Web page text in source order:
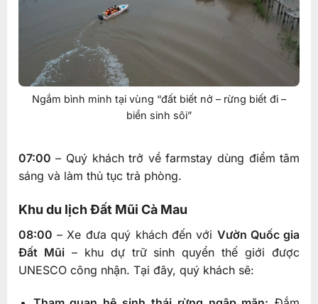
Ngắm bình minh tại vùng “đất biết nở – rừng biết đi –
biển sinh sôi”
07:00 – Quý khách trở về farmstay dùng điểm tâm
sáng và làm thủ tục trả phòng.
Khu du lịch Đất Mũi Cà Mau
08:00 – Xe đưa quý khách đến với Vườn Quốc gia
Đất Mũi– khu dự trữ sinh quyển thế giới được
UNESCO công nhận. Tại đây, quý khách sẽ: